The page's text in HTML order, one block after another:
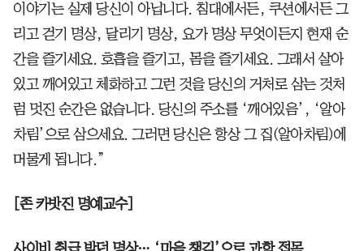
이야기는 실제 당신이 아닙니다. 침대에서든, 쿠션에서든 그
리고 걷기 명상, 달리기 명상, 요가 명상 무엇이든지 현재 순
간을 즐기세요. 호흡을 즐기고, 몸을 즐기세요. 그래서 살아
있고 깨어있고 체화하고 그런 것을 당신의 거처로 삼는 것처
럼 멋진 순간은 없습니다. 당신의 주소를 ‘깨어있음’, ‘알아
차림’으로 삼으세요. 그러면 당신은 항상 그 집(알아차림)에
머물게 됩니다.”
[존 카밧진 명예교수]